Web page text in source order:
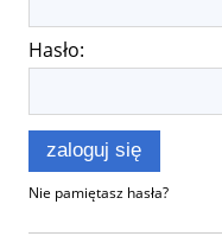
Hasło:
zaloguj się
Nie pamiętasz hasła?